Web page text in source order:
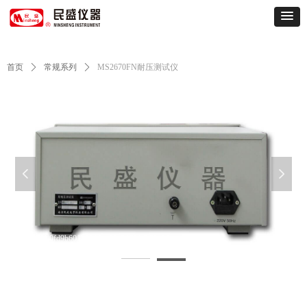
首页 ꄲ 常规系列 ꄲ MS2670FN耐压测试仪
MS2670FN-0fd9b601d5206a498c547914b79e8fb4_1600308771
넳 넲